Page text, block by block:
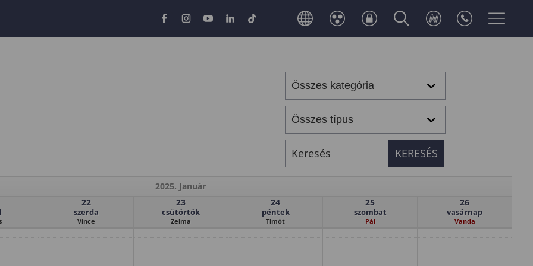
2025. Január
22
szerda
Vince
23
csütörtök
Zelma
24
péntek
Timót
25
szombat
Pál
26
vasárnap
Vanda